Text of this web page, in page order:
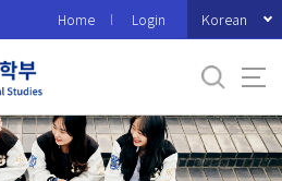
Home Login Korean